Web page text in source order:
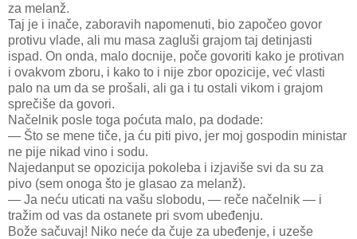
za melanž.
Taj je i inače, zaboravih napomenuti, bio započeo govor
protivu vlade, ali mu masa zagluši grajom taj detinjasti
ispad. On onda, malo docnije, poče govoriti kako je protivan
i ovakvom zboru, i kako to i nije zbor opozicije, već vlasti
palo na um da se prošali, ali ga i tu ostali vikom i grajom
sprečiše da govori.
Načelnik posle toga poćuta malo, pa dodade:
— Što se mene tiče, ja ću piti pivo, jer moj gospodin ministar
ne pije nikad vino i sodu.
Najedanput se opozicija pokoleba i izjaviše svi da su za
pivo (sem onoga što je glasao za melanž).
— Ja neću uticati na vašu slobodu, — reče načelnik — i
tražim od vas da ostanete pri svom ubeđenju.
Bože sačuvaj! Niko neće da čuje za ubeđenje, i uzeše